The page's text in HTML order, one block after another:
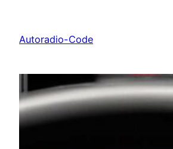
springen
Autoradio-Code